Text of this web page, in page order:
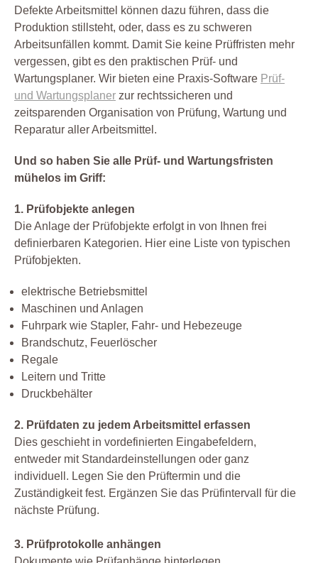
Defekte Arbeitsmittel können dazu führen, dass die
Produktion stillsteht, oder, dass es zu schweren
Arbeitsunfällen kommt. Damit Sie keine Prüffristen mehr
vergessen, gibt es den praktischen Prüf- und
Wartungsplaner. Wir bieten eine Praxis-Software Prüf-
und Wartungsplaner zur rechtssicheren und
zeitsparenden Organisation von Prüfung, Wartung und
Reparatur aller Arbeitsmittel.
Und so haben Sie alle Prüf- und Wartungsfristen
mühelos im Griff:
1. Prüfobjekte anlegen
Die Anlage der Prüfobjekte erfolgt in von Ihnen frei
definierbaren Kategorien. Hier eine Liste von typischen
Prüfobjekten.
elektrische Betriebsmittel
Maschinen und Anlagen
Fuhrpark wie Stapler, Fahr- und Hebezeuge
Brandschutz, Feuerlöscher
Regale
Leitern und Tritte
Druckbehälter
2. Prüfdaten zu jedem Arbeitsmittel erfassen
Dies geschieht in vordefinierten Eingabefeldern,
entweder mit Standardeinstellungen oder ganz
individuell. Legen Sie den Prüftermin und die
Zuständigkeit fest. Ergänzen Sie das Prüfintervall für die
nächste Prüfung.
3. Prüfprotokolle anhängen